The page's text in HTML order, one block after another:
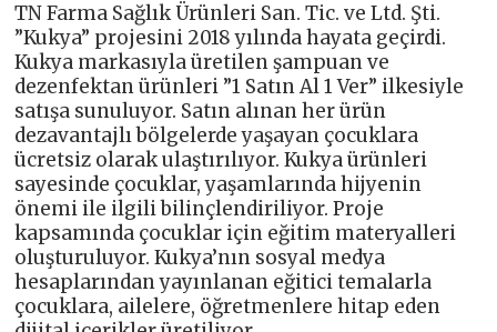
TN Farma Sağlık Ürünleri San. Tic. ve Ltd. Şti.
”Kukya” projesini 2018 yılında hayata geçirdi.
Kukya markasıyla üretilen şampuan ve
dezenfektan ürünleri ”1 Satın Al 1 Ver” ilkesiyle
satışa sunuluyor. Satın alınan her ürün
dezavantajlı bölgelerde yaşayan çocuklara
ücretsiz olarak ulaştırılıyor. Kukya ürünleri
sayesinde çocuklar, yaşamlarında hijyenin
önemi ile ilgili bilinçlendiriliyor. Proje
kapsamında çocuklar için eğitim materyalleri
oluşturuluyor. Kukya’nın sosyal medya
hesaplarından yayınlanan eğitici temalarla
çocuklara, ailelere, öğretmenlere hitap eden